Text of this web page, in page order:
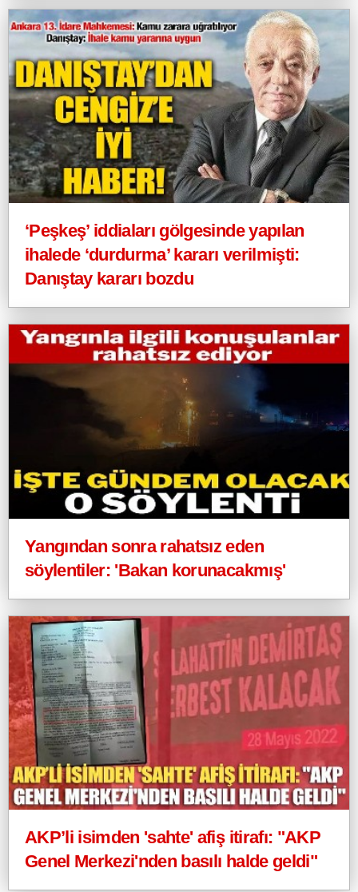
‘Peşkeş’ iddiaları gölgesinde yapılan
ihalede ‘durdurma’ kararı verilmişti:
Danıştay kararı bozdu
Yangından sonra rahatsız eden
söylentiler: 'Bakan korunacakmış'
AKP’li isimden 'sahte' afiş itirafı: "AKP
Genel Merkezi'nden basılı halde geldi"